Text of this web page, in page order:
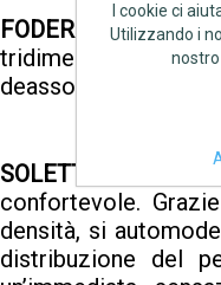
FODERA INTERNA:
tridimensionale,
deassorbente,
SOLETTA:
FOOT-
confortevole.
densità, si
distribuzione del
I cookie ci
Utilizzando i
nostro